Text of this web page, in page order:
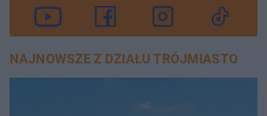
NAJNOWSZE Z DZIAŁU TRÓJMIASTO